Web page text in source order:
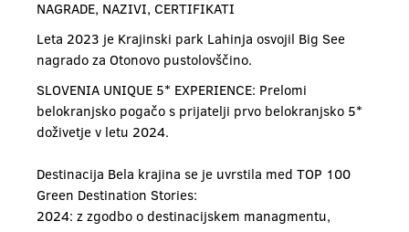
NAGRADE, NAZIVI, CERTIFIKATI
Leta 2023 je Krajinski park Lahinja osvojil Big See
nagrado za Otonovo pustolovščino.
SLOVENIA UNIQUE 5* EXPERIENCE: Prelomi
belokranjsko pogačo s prijatelji prvo belokranjsko 5*
doživetje v letu 2024.
Destinacija Bela krajina se je uvrstila med TOP 100
Green Destination Stories:
2024: z zgodbo o destinacijskem managmentu,